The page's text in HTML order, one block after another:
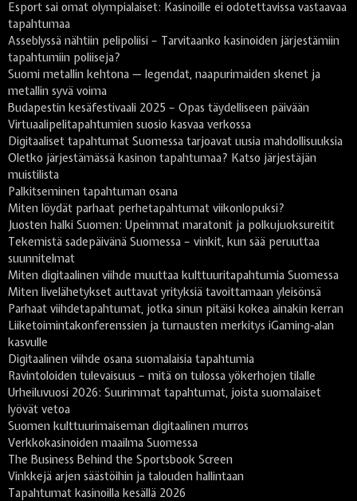
Esport sai omat olympialaiset: Kasinoille ei odotettavissa vastaavaa
tapahtumaa
Asseblyssä nähtiin pelipoliisi – Tarvitaanko kasinoiden järjestämiin
tapahtumiin poliiseja?
Suomi metallin kehtona — legendat, naapurimaiden skenet ja
metallin syvä voima
Budapestin kesäfestivaali 2025 – Opas täydelliseen päivään
Virtuaalipelitapahtumien suosio kasvaa verkossa
Digitaaliset tapahtumat Suomessa tarjoavat uusia mahdollisuuksia
Oletko järjestämässä kasinon tapahtumaa? Katso järjestäjän
muistilista
Palkitseminen tapahtuman osana
Miten löydät parhaat perhetapahtumat viikonlopuksi?
Juosten halki Suomen: Upeimmat maratonit ja polkujuoksureitit
Tekemistä sadepäivänä Suomessa – vinkit, kun sää peruuttaa
suunnitelmat
Miten digitaalinen viihde muuttaa kulttuuritapahtumia Suomessa
Miten livelähetykset auttavat yrityksiä tavoittamaan yleisönsä
Parhaat viihdetapahtumat, jotka sinun pitäisi kokea ainakin kerran
Liiketoimintakonferenssien ja turnausten merkitys iGaming-alan
kasvulle
Digitaalinen viihde osana suomalaisia tapahtumia
Ravintoloiden tulevaisuus – mitä on tulossa yökerhojen tilalle
Urheiluvuosi 2026: Suurimmat tapahtumat, joista suomalaiset
lyövät vetoa
Suomen kulttuurimaiseman digitaalinen murros
Verkkokasinoiden maailma Suomessa
The Business Behind the Sportsbook Screen
Vinkkejä arjen säästöihin ja talouden hallintaan
Tapahtumat kasinoilla kesällä 2026